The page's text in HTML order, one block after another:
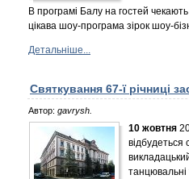
В програмі Балу на гостей
цікава шоу-програма зірок шоу-
Детальніше...
Святкування 67-ї річниці
Автор: gavrysh.
10 жовтня
танцювальні